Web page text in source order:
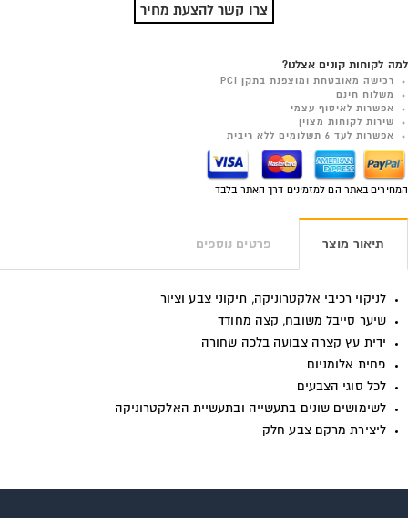
צרו קשר להצעת מחיר
למה לקוחות קונים אצלנו?
רכישה מאובטחת ומוצפנת בתקן PCI
משלוח חינם
אפשרות לאיסוף עצמי
שירות לקוחות מצוין
אפשרות לעד 6 תשלומים ללא ריבית
המחירים באתר הם למזמינים דרך האתר בלבד
תיאור מוצר פרטים נוספים
לניקוי רכיבי אלקטרוניקה, תיקוני צבע וציור
שיער סייבל משובח, קצה מחודד
ידית עץ קצרה צבועה בלכה שחורה
פחית אלומניום
לכל סוגי הצבעים
לשימושים שונים בתעשייה ובתעשיית האלקטרוניקה
ליצירת מרקם צבע חלק